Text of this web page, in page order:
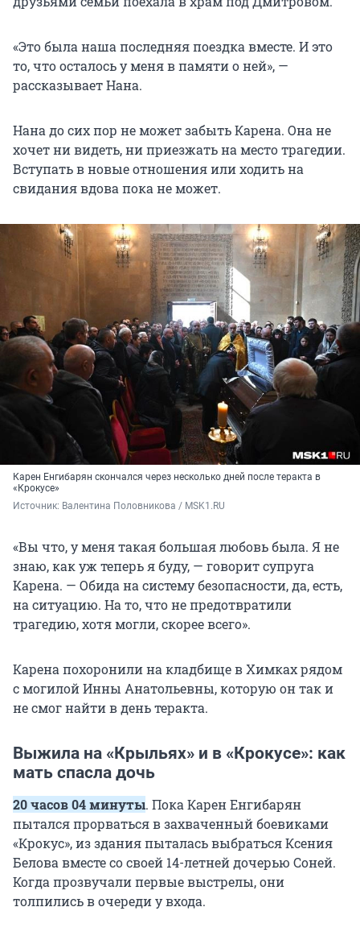
«Это была наша последняя поездка вместе. И это
то, что осталось у меня в памяти о ней», —
рассказывает Нана.
Нана до сих пор не может забыть Карена. Она не
хочет ни видеть, ни приезжать на место трагедии.
Вступать в новые отношения или ходить на
свидания вдова пока не может.
Карен Енгибарян скончался через несколько дней после теракта в
«Крокусе»
Источник: Валентина Половникова / MSK1.RU
«Вы что, у меня такая большая любовь была. Я не
знаю, как уж теперь я буду, — говорит супруга
Карена. — Обида на систему безопасности, да, есть,
на ситуацию. На то, что не предотвратили
трагедию, хотя могли, скорее всего».
Карена похоронили на кладбище в Химках рядом
с могилой Инны Анатольевны, которую он так и
не смог найти в день теракта.
Выжила на «Крыльях» и в «Крокусе»: как
мать спасла дочь
20 часов 04 минуты. Пока Карен Енгибарян
пытался прорваться в захваченный боевиками
«Крокус», из здания пыталась выбраться Ксения
Белова вместе со своей 14-летнейдочерью Соней.
Когда прозвучали первые выстрелы, они
толпились в очереди у входа.